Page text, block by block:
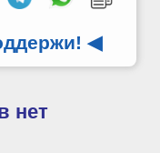
◀
нет